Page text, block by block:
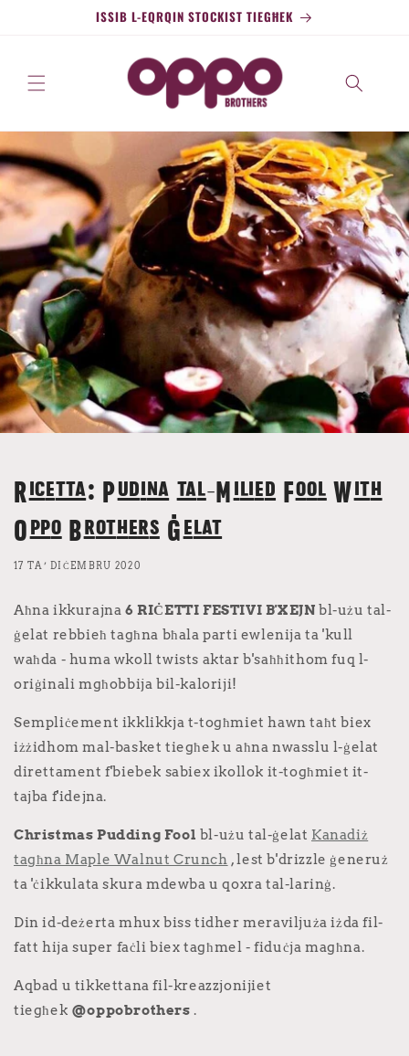
ISSIB L-EQRQIN STOCKIST TIEGĦEK
Ricetta: Pudina tal-Milied Fool With
Oppo Brothers Ġelat
17 TA’ DIĊEMBRU 2020
Aħna ikkurajna 6 RIĊETTI FESTIVI B'XEJN bl-użu tal-
ġelat rebbieħ tagħna bħala parti ewlenija ta 'kull
waħda - huma wkoll twists aktar b'saħħithom fuq l-
oriġinali mgħobbija bil-kaloriji!
Sempliċement ikklikkja t-togħmiet hawn taħt biex
iżżidhom mal-basket tiegħek u aħna nwasslu l-ġelat
direttament f'biebek sabiex ikollok it-togħmiet it-
tajba f'idejna.
Christmas Pudding Fool bl-użu tal-ġelat Kanadiż
tagħna Maple Walnut Crunch , lest b'drizzle ġeneruż
ta 'ċikkulata skura mdewba u qoxra tal-larinġ.
Din id-deżerta mhux biss tidher meraviljuża iżda fil-
fatt hija super faċli biex tagħmel - fiduċja magħna.
Aqbad u tikkettana fil-kreazzjonijiet
tiegħek @oppobrothers .